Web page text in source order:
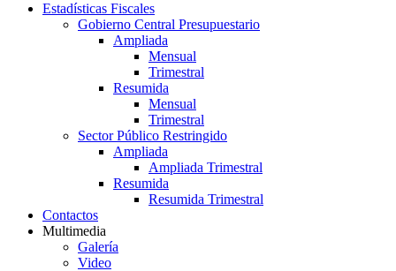
Estadísticas Fiscales
Gobierno Central Presupuestario
Ampliada
Mensual
Trimestral
Resumida
Mensual
Trimestral
Sector Público Restringido
Ampliada
Ampliada Trimestral
Resumida
Resumida Trimestral
Contactos
Multimedia
Galería
Video